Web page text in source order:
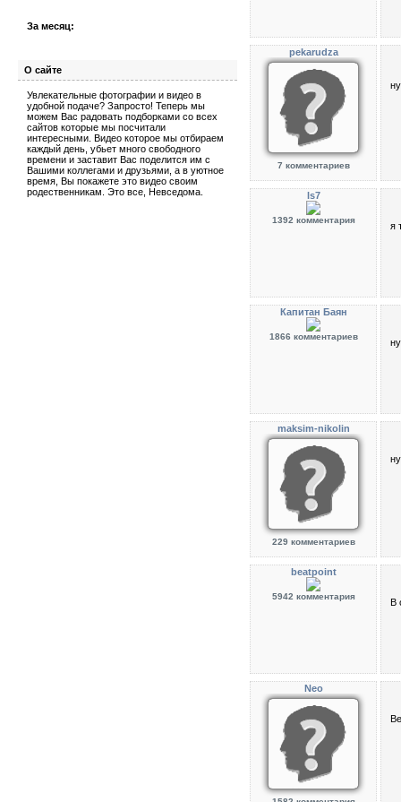
За месяц:
О сайте
Увлекательные фотографии и видео в
удобной подаче? Запросто! Теперь мы
можем Вас радовать подборками со всех
сайтов которые мы посчитали
интересными. Видео которое мы отбираем
каждый день, убьет много свободного
времени и заставит Вас поделится им с
Вашими коллегами и друзьями, а в уютное
время, Вы покажете это видео своим
родественникам. Это все, Невседома.
pekarudza
7 комментариев
ls7
1392 комментария
я
Капитан Баян
1866 комментариев
maksim-nikolin
229 комментариев
beatpoint
5942 комментария
В
Neo